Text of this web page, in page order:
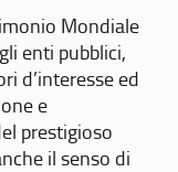
Mondiale
enti pubblici,
d’interesse ed
e
prestigioso
il senso di